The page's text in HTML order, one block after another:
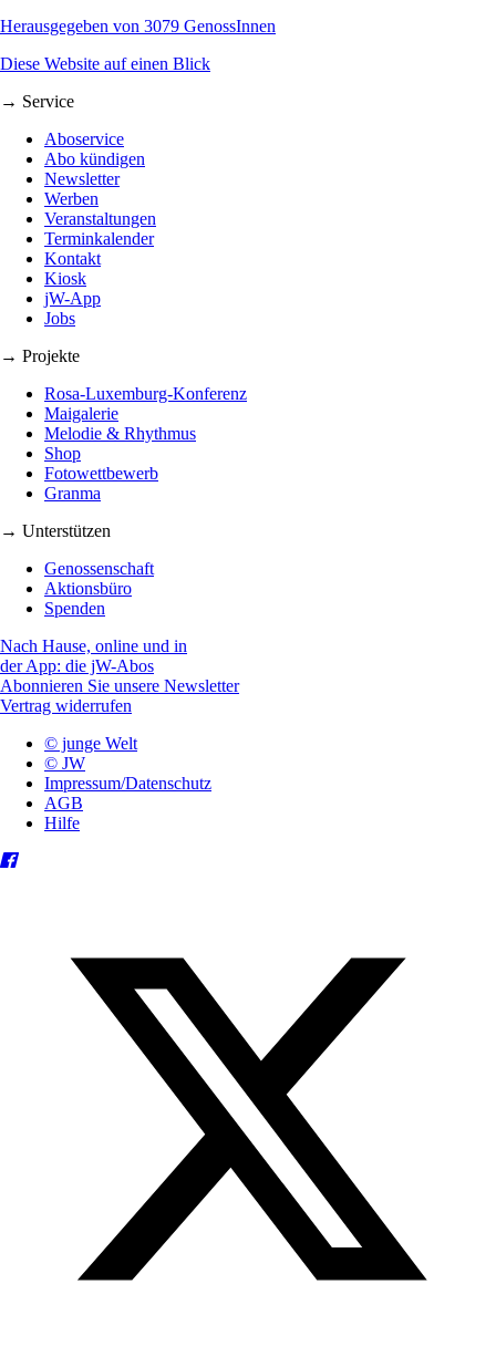
Herausgegeben von 3079 GenossInnen
Diese Website auf einen Blick
→ Service
Aboservice
Abo kündigen
Newsletter
Werben
Veranstaltungen
Terminkalender
Kontakt
Kiosk
jW-App
Jobs
→ Projekte
Rosa-Luxemburg-Konferenz
Maigalerie
Melodie & Rhythmus
Shop
Fotowettbewerb
Granma
→ Unterstützen
Genossenschaft
Aktionsbüro
Spenden
Nach Hause, online und in
der App: die jW-Abos
Abonnieren Sie unsere Newsletter
Vertrag widerrufen
© junge Welt
© JW
Impressum/Datenschutz
AGB
Hilfe